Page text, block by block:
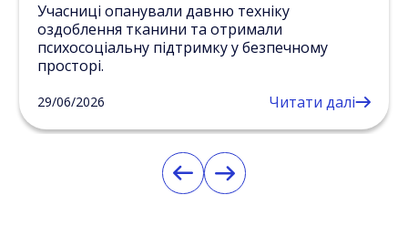
Учасниці опанували давню техніку
оздоблення тканини та отримали
психосоціальну підтримку у безпечному
просторі.
29/06/2026 Читати далі